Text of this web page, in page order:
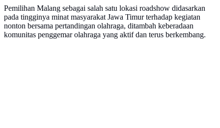
Pemilihan Malang sebagai salah satu lokasi roadshow didasarkan
pada tingginya minat masyarakat Jawa Timur terhadap kegiatan
nonton bersama pertandingan olahraga, ditambah keberadaan
komunitas penggemar olahraga yang aktif dan terus berkembang.